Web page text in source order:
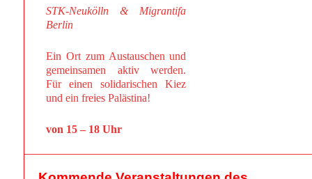
STK-Neukölln & Migrantifa
Berlin
Ein Ort zum Austauschen und
gemeinsamen aktiv werden.
Für einen solidarischen Kiez
und ein freies Palästina!
von 15 – 18 Uhr